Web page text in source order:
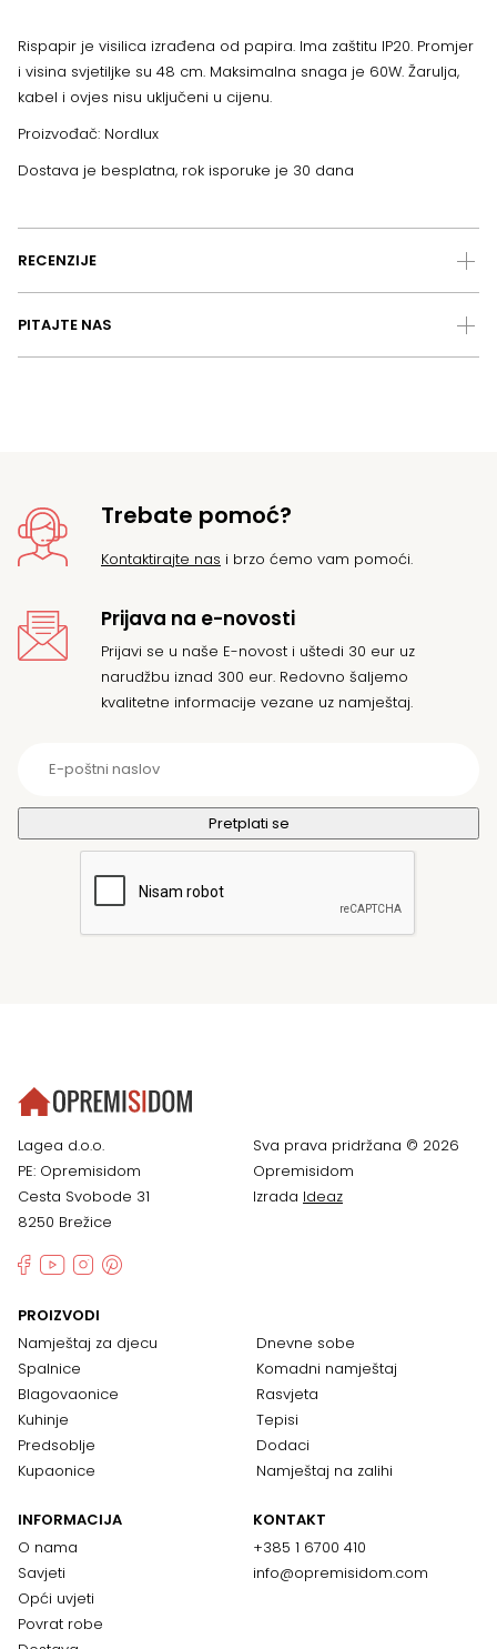
Rispapir je visilica izrađena od papira. Ima zaštitu IP20. Promjer
i visina svjetiljke su 48 cm. Maksimalna snaga je 60W. Žarulja,
kabel i ovjes nisu uključeni u cijenu.
Proizvođač: Nordlux
Dostava je besplatna, rok isporuke je 30 dana
RECENZIJE
PITAJTE NAS
Trebate pomoć?
Kontaktirajte nas i brzo ćemo vam pomoći.
Prijava na e-novosti
Prijavi se u naše E-novost i uštedi 30 eur uz
narudžbu iznad 300 eur. Redovno šaljemo
kvalitetne informacije vezane uz namještaj.
Lagea d.o.o.
PE: Opremisidom
Cesta Svobode 31
8250 Brežice
Sva prava pridržana © 2026
Opremisidom
Izrada Ideaz
PROIZVODI
Namještaj za djecu
Spalnice
Blagovaonice
Kuhinje
Predsoblje
Kupaonice
Dnevne sobe
Komadni namještaj
Rasvjeta
Tepisi
Dodaci
Namještaj na zalihi
INFORMACIJA
O nama
Savjeti
Opći uvjeti
Povrat robe
KONTAKT
+385 1 6700 410
info@opremisidom.com